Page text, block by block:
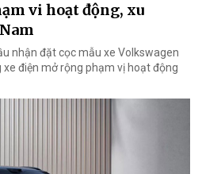
vi hoạt động, xu
nhận đặt cọc mẫu xe Volkswagen
xe điện mở rộng phạm vị hoạt động